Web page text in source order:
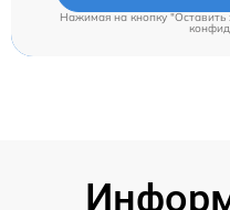
Нажимая на кнопку